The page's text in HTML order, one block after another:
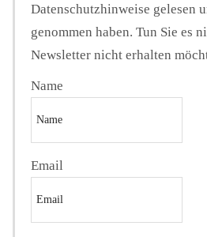
Datenschutzhinweise gelesen
genommen haben. Tun Sie es
Newsletter nicht erhalten
Name
Email